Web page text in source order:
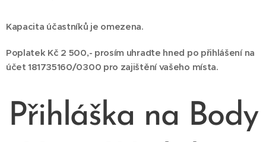
Kapacita účastníků je omezena.
Poplatek Kč 2 500,- prosím uhraďte hned po přihlášení na
účet 181735160/0300 pro zajištění vašeho místa.
Přihláška na Body